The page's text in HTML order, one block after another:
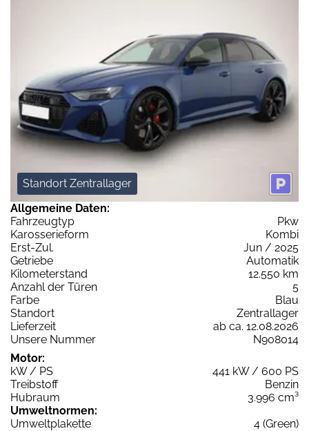
Standort Zentrallager
Allgemeine Daten:
Fahrzeugtyp
Pkw
Karosserieform
Kombi
Erst-Zul.
Jun / 2025
Getriebe
Automatik
Kilometerstand
12.550 km
Anzahl der Türen
5
Farbe
Blau
Standort
Zentrallager
Lieferzeit
ab ca. 12.08.2026
Unsere Nummer
N908014
Motor:
kW / PS
441 kW / 600 PS
Treibstoff
Benzin
Hubraum
3.996 cm³
Umweltnormen:
Umweltplakette
4 (Green)